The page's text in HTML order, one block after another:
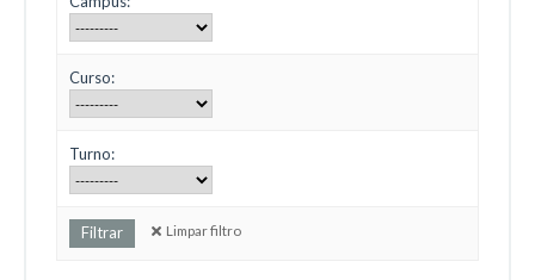
Curso:
Turno:
Limpar filtro